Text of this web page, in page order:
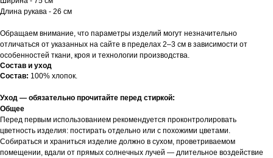
Длина рукава - 26 см
Обращаем внимание, что параметры изделий могут незначительно
отличаться от указанных на сайте в пределах 2–3 см в зависимости от
особенностей ткани, кроя и технологии производства.
Состав и уход
Состав: 100% хлопок.
Уход — обязательно прочитайте перед стиркой:
Общее
Перед первым использованием рекомендуется проконтролировать
цветность изделия: постирать отдельно или с похожими цветами.
Собираться и храниться изделие должно в сухом, проветриваемом
помещении, вдали от прямых солнечных лучей — длительное воздействие